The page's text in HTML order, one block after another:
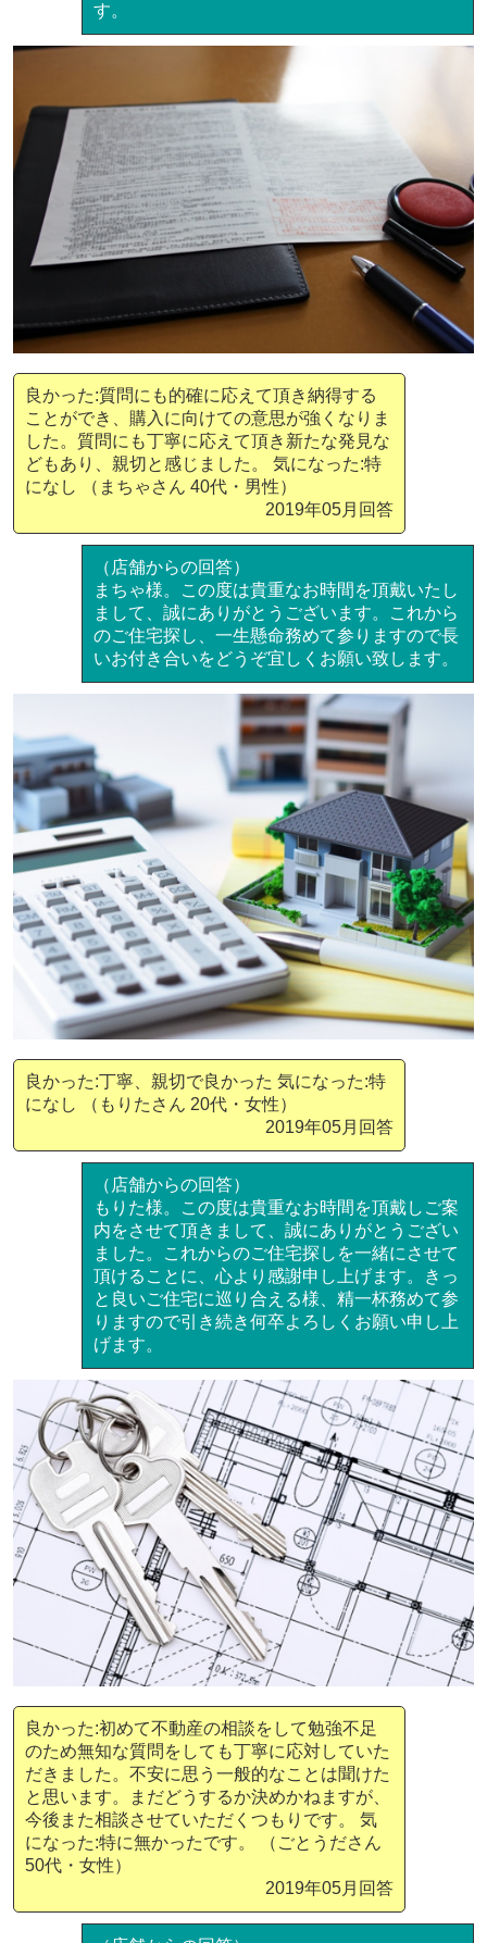
す。
良かった:質問にも的確に応えて頂き納得する
ことができ、購入に向けての意思が強くなりま
した。質問にも丁寧に応えて頂き新たな発見な
どもあり、親切と感じました。 気になった:特
になし （まちゃさん 40代・男性）
2019年05月回答
（店舗からの回答）
まちゃ様。この度は貴重なお時間を頂戴いたし
まして、誠にありがとうございます。これから
のご住宅探し、一生懸命務めて参りますので長
いお付き合いをどうぞ宜しくお願い致します。
良かった:丁寧、親切で良かった 気になった:特
になし （もりたさん 20代・女性）
2019年05月回答
（店舗からの回答）
もりた様。この度は貴重なお時間を頂戴しご案
内をさせて頂きまして、誠にありがとうござい
ました。これからのご住宅探しを一緒にさせて
頂けることに、心より感謝申し上げます。きっ
と良いご住宅に巡り合える様、精一杯務めて参
りますので引き続き何卒よろしくお願い申し上
げます。
良かった:初めて不動産の相談をして勉強不足
のため無知な質問をしても丁寧に応対していた
だきました。不安に思う一般的なことは聞けた
と思います。まだどうするか決めかねますが、
今後また相談させていただくつもりです。 気
になった:特に無かったです。 （ごとうださん
50代・女性）
2019年05月回答